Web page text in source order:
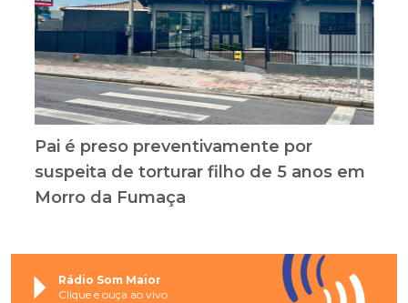
Pai é preso preventivamente por
suspeita de torturar filho de 5 anos em
Morro da Fumaça
Rádio Som Maior
Clique e ouça ao vivo